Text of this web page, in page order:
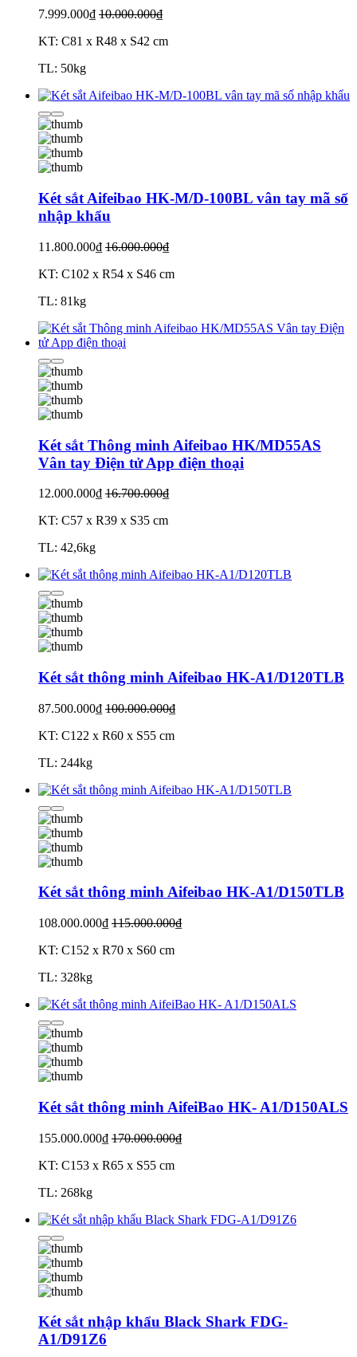
7.999.000₫ 10.000.000₫
KT: C81 x R48 x S42 cm
TL: 50kg
Két sắt Aifeibao HK-M/D-100BL vân tay mã số
nhập khẩu
11.800.000₫ 16.000.000₫
KT: C102 x R54 x S46 cm
TL: 81kg
Két sắt Thông minh Aifeibao HK/MD55AS
Vân tay Điện tử App điện thoại
12.000.000₫ 16.700.000₫
KT: C57 x R39 x S35 cm
TL: 42,6kg
Két sắt thông minh Aifeibao HK-A1/D120TLB
87.500.000₫ 100.000.000₫
KT: C122 x R60 x S55 cm
TL: 244kg
Két sắt thông minh Aifeibao HK-A1/D150TLB
108.000.000₫ 115.000.000₫
KT: C152 x R70 x S60 cm
TL: 328kg
Két sắt thông minh AifeiBao HK- A1/D150ALS
155.000.000₫ 170.000.000₫
KT: C153 x R65 x S55 cm
TL: 268kg
Két sắt nhập khẩu Black Shark FDG-
A1/D91Z6